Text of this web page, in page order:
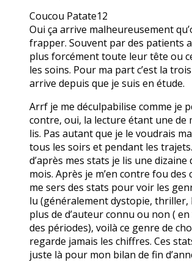
Coucou Patate12
Oui ça arrive malheureusement
frapper. Souvent par des patients
plus forcément toute leur tête ou
les soins. Pour ma part c’est la
arrive depuis que je suis en étude.
Arrf je me déculpabilise comme je
contre, oui, la lecture étant une de
lis. Pas autant que je le voudrais
tous les soirs et pendant les
d’après mes stats je lis une dizaine
mois. Après je m’en contre fou des
me sers des stats pour voir les
lu (généralement dystopie, thriller,
plus de d’auteur connu ou non (
des périodes), voilà ce genre de
regarde jamais les chiffres. Ces
juste là pour mon bilan de fin